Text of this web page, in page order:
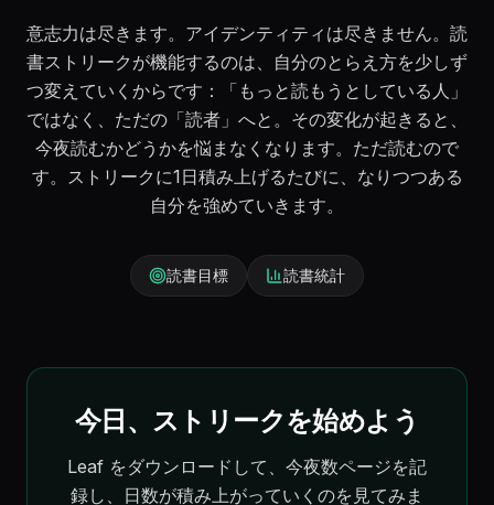
意志力は尽きます。アイデンティティは尽きません。読
書ストリークが機能するのは、自分のとらえ方を少しず
つ変えていくからです：「もっと読もうとしている人」
ではなく、ただの「読者」へと。その変化が起きると、
今夜読むかどうかを悩まなくなります。ただ読むので
す。ストリークに1日積み上げるたびに、なりつつある
自分を強めていきます。
読書目標 読書統計
今日、ストリークを始めよう
Leaf をダウンロードして、今夜数ページを記
録し、日数が積み上がっていくのを見てみま